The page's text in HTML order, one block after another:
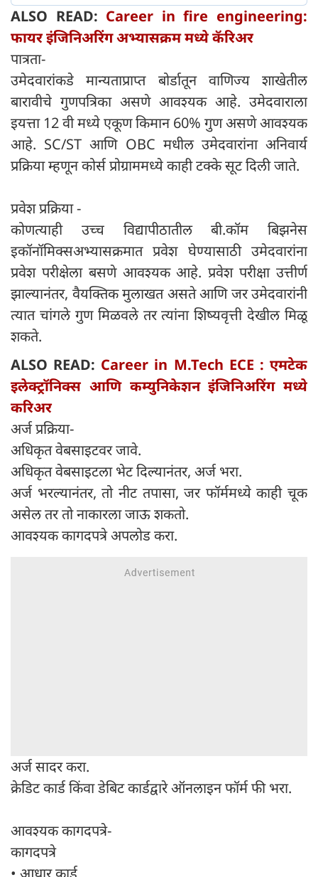
ALSO READ: Career in fire engineering:
फायर इंजिनिअरिंग अभ्यासक्रम मध्ये कॅरिअर
पात्रता-
उमेदवारांकडे मान्यताप्राप्त बोर्डातून वाणिज्य शाखेतील
बारावीचे गुणपत्रिका असणे आवश्यक आहे. उमेदवाराला
इयत्ता 12 वी मध्ये एकूण किमान 60% गुण असणे आवश्यक
आहे. SC/ST आणि OBC मधील उमेदवारांना अनिवार्य
प्रक्रिया म्हणून कोर्स प्रोग्राममध्ये काही टक्के सूट दिली जाते.
प्रवेश प्रक्रिया -
कोणत्याही उच्च विद्यापीठातील बी.कॉम बिझनेस
इकॉनॉमिक्सअभ्यासक्रमात प्रवेश घेण्यासाठी उमेदवारांना
प्रवेश परीक्षेला बसणे आवश्यक आहे. प्रवेश परीक्षा उत्तीर्ण
झाल्यानंतर, वैयक्तिक मुलाखत असते आणि जर उमेदवारांनी
त्यात चांगले गुण मिळवले तर त्यांना शिष्यवृत्ती देखील मिळू
शकते.
ALSO READ: Career in M.Tech ECE : एमटेक
इलेक्ट्रॉनिक्स आणि कम्युनिकेशन इंजिनिअरिंग मध्ये
करिअर
अर्ज प्रक्रिया-
अधिकृत वेबसाइटवर जावे.
अधिकृत वेबसाइटला भेट दिल्यानंतर, अर्ज भरा.
अर्ज भरल्यानंतर, तो नीट तपासा, जर फॉर्ममध्ये काही चूक
असेल तर तो नाकारला जाऊ शकतो.
आवश्यक कागदपत्रे अपलोड करा.
अर्ज सादर करा.
क्रेडिट कार्ड किंवा डेबिट कार्डद्वारे ऑनलाइन फॉर्म फी भरा.
आवश्यक कागदपत्रे-
कागदपत्रे
• आधार कार्ड